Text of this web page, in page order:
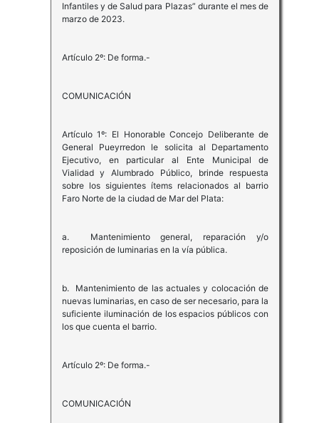
Infantiles y de Salud para Plazas” durante el mes de
marzo de 2023.
Artículo 2º: De forma.-
COMUNICACIÓN
Artículo 1º: El Honorable Concejo Deliberante de
General Pueyrredon le solicita al Departamento
Ejecutivo, en particular al Ente Municipal de
Vialidad y Alumbrado Público, brinde respuesta
sobre los siguientes ítems relacionados al barrio
Faro Norte de la ciudad de Mar del Plata:
a. Mantenimiento general, reparación y/o
reposición de luminarias en la vía pública.
b. Mantenimiento de las actuales y colocación de
nuevas luminarias, en caso de ser necesario, para la
suficiente iluminación de los espacios públicos con
los que cuenta el barrio.
Artículo 2º: De forma.-
COMUNICACIÓN